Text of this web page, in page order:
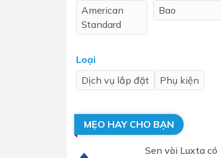
Phụ kiện nhà vệ sinh
Máy sấy tay
Nắp bồn cầu
American
Standard
Bao
Loại
Dịch vụ lắp đặt
Phụ kiện
MẸO HAY CHO BẠN
Sen vòi Luxta có